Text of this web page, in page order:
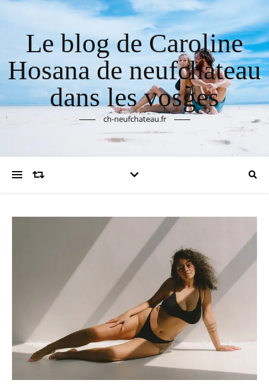
Le blog de Caroline
Hosana de neufchateau
dans les vosges
ch-neufchateau.fr